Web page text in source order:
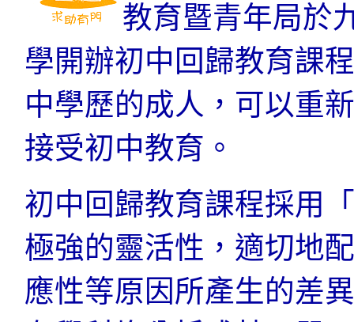
教育暨青年局於
學開辦初中回歸教育課
中學歷的成人，可以重
接受初中教育。
初中回歸教育課程採用
極強的靈活性，適切地
應性等原因所產生的差